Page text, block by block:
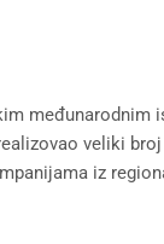
veliki
iz